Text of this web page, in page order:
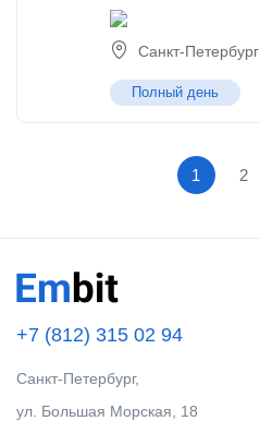
Санкт-Петербург
Полный день
1 2
+7 (812) 315 02 94
Санкт-Петербург,
ул. Большая Морская, 18